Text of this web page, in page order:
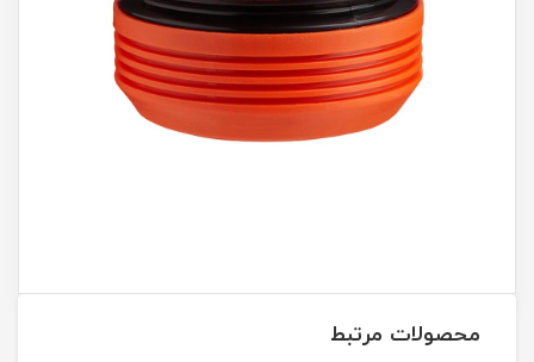
محصولات مرتبط